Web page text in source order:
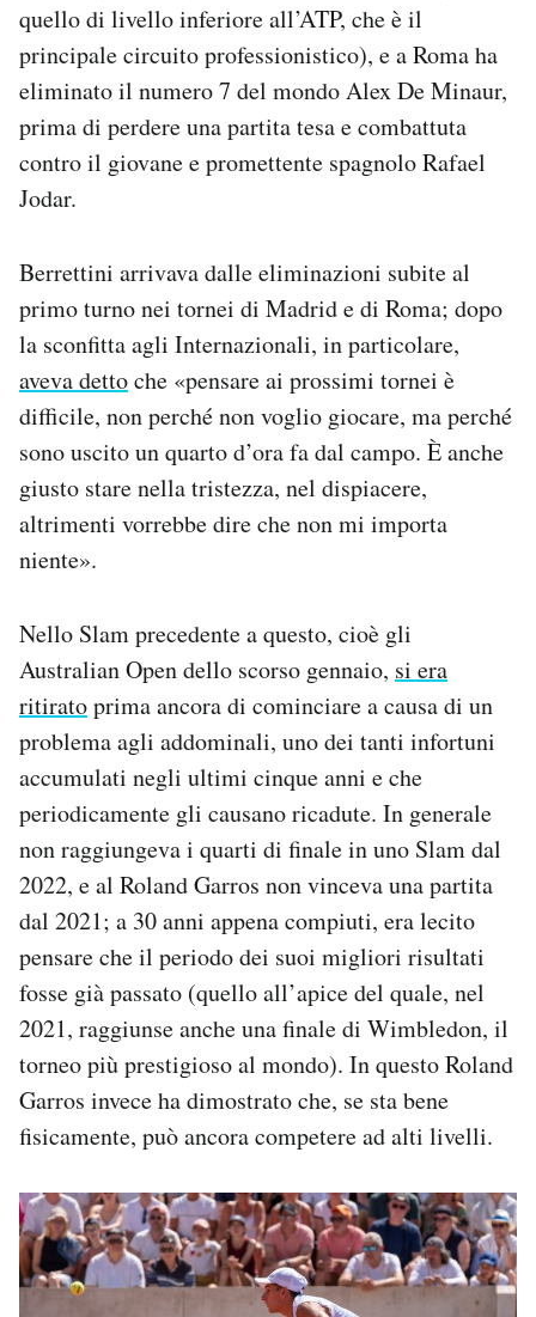
quello di livello inferiore all’ATP, che è il
principale circuito professionistico), e a Roma ha
eliminato il numero 7 del mondo Alex De Minaur,
prima di perdere una partita tesa e combattuta
contro il giovane e promettente spagnolo Rafael
Jodar.
Berrettini arrivava dalle eliminazioni subite al
primo turno nei tornei di Madrid e di Roma; dopo
la sconfitta agli Internazionali, in particolare,
aveva dettoche «pensare ai prossimi tornei è
difficile, non perché non voglio giocare, ma perché
sono uscito un quarto d’ora fa dal campo. È anche
giusto stare nella tristezza, nel dispiacere,
altrimenti vorrebbe dire che non mi importa
niente».
Nello Slam precedente a questo, cioè gli
Australian Open dello scorso gennaio, si era
ritiratoprima ancora di cominciare a causa di un
problema agli addominali, uno dei tanti infortuni
accumulati negli ultimi cinque anni e che
periodicamente gli causano ricadute. In generale
non raggiungeva i quarti di finale in uno Slam dal
2022, e al Roland Garros non vinceva una partita
dal 2021; a 30 anni appena compiuti, era lecito
pensare che il periodo dei suoi migliori risultati
fosse già passato (quello all’apice del quale, nel
2021, raggiunse anche una finale di Wimbledon, il
torneo più prestigioso al mondo). In questo Roland
Garros invece ha dimostrato che, se sta bene
fisicamente, può ancora competere ad alti livelli.